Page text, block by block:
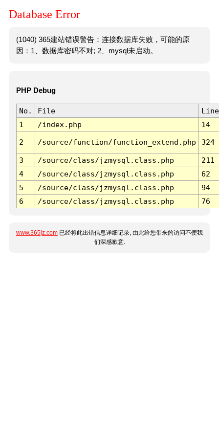
Database Error
(1040) 365建站错误警告：连接数据库失败，可能的原
因：1、数据库密码不对; 2、mysql未启动。
PHP Debug
No. File
Line
1
/index.php 14
2 /source/function/function_extend.php 324
3 /source/class/jzmysql.class.php
211
4
/source/class/jzmysql.class.php
62
5
/source/class/jzmysql.class.php
94
6
/source/class/jzmysql.class.php 76
www.365jz.com 已经将此出错信息详细记录, 由此给您带来的访问不便我
们深感歉意.